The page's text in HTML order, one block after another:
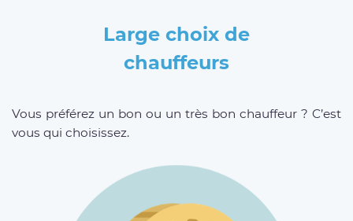
Large choix de
chauffeurs
Vous préférez un bon ou un très bon chauffeur ? C’est
vous qui choisissez.